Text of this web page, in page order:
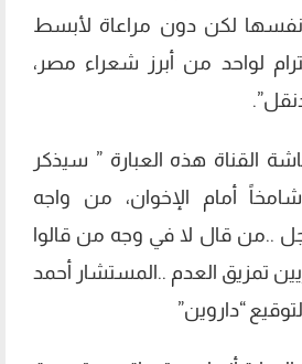
نفسها لكن دون مراعاة لأبسط
لواحد من أبرز شعراء مصر،
هذه العبارة ” سيذكر
أمام الإخوان، من واجه
..من قال لا في وجه من قالوا
تمزيق العدم ..المستشار أحمد
“داروين‬”